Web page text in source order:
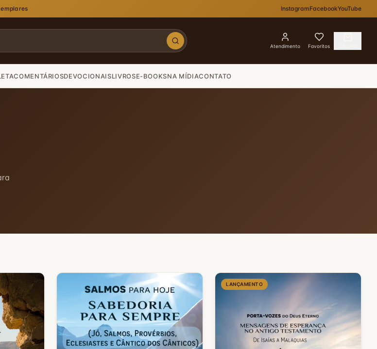
InstagramFacebookYouTube
Atendimento Favoritos
COMENTÁRIOSDEVOCIONAISLIVROSE-BOOKSNA MÍDIACONTATO
LANÇAMENTO